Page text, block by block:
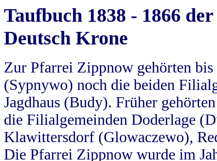
Taufbuch 1838 - 1866
Deutsch Krone
Zur Pfarrei Zippnow gehörten
(Sypnywo) noch die beiden
Jagdhaus (Budy). Früher
die Filialgemeinden Doderlage
Klawittersdorf (Glowaczewo),
Die Pfarrei Zippnow wurde im